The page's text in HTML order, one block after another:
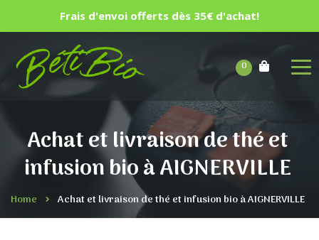
0
Achat et livraison de thé et
infusion bio à AIGNERVILLE
Home Achat et livraison de thé et infusion bio à AIGNERVILLE
Frais d'envoi offerts dès 35€ d'achat!